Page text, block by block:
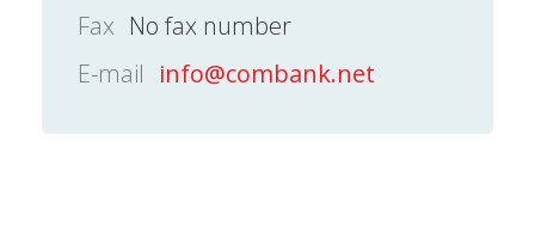
Fax No fax number
E-mail info@combank.net